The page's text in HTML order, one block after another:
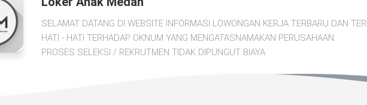
MEDAN
CPNS
PPPK
SELAMAT DATANG DI WEBSITE INFORMASI LOWONGAN KERJA TERBARU DAN
HATI - HATI TERHADAP OKNUM YANG MENGATASNAMAKAN PERUSAHAAN.
PROSES SELEKSI / REKRUTMEN TIDAK DIPUNGUT BIAYA